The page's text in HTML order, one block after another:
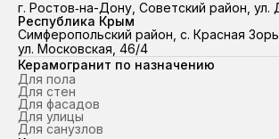
г. Ростов‑на-Дону, Советский район, ул.
Республика Крым
Симферопольский район, с. Красная
ул. Московская, 46/4
Керамогранит по назначению
Для пола
Для стен
Для фасадов
Для улицы
Для санузлов